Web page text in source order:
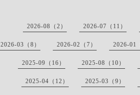
2026-08（2） 2026-07（11）
2026-03（8） 2026-02（7） 2026-01
2025-09（16） 2025-08（10）
2025-04（12） 2025-03（9）